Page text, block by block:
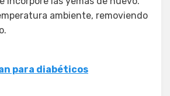
ambiente, removiendo
para diabéticos